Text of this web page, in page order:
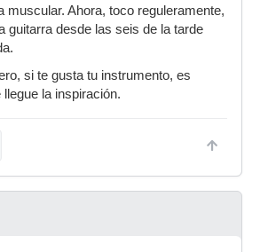
muscular. Ahora, toco reguleramente,
guitarra desde las seis de la tarde
si te gusta tu instrumento, es
la inspiración.